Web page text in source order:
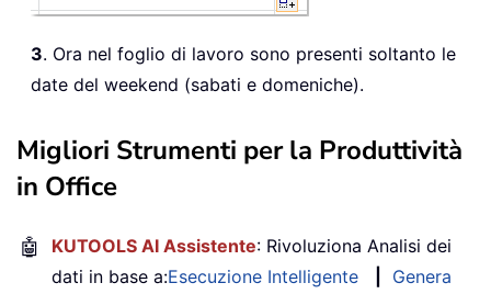
3. Ora nel foglio di lavoro sono presenti soltanto le
date del weekend (sabati e domeniche).
Migliori Strumenti per la Produttività
in Office
🤖 KUTOOLS AI Assistente: Rivoluziona Analisi dei
dati in base a:Esecuzione Intelligente
Genera